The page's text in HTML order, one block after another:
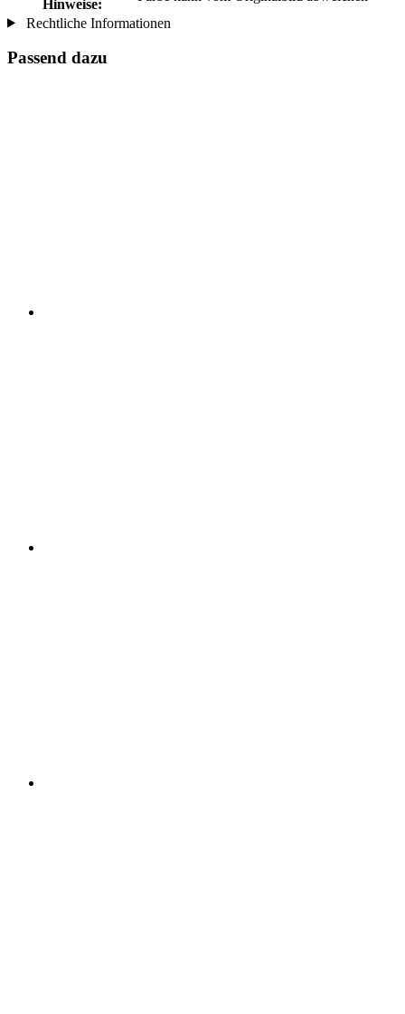
Hinweise:
Rechtliche Informationen
Passend dazu